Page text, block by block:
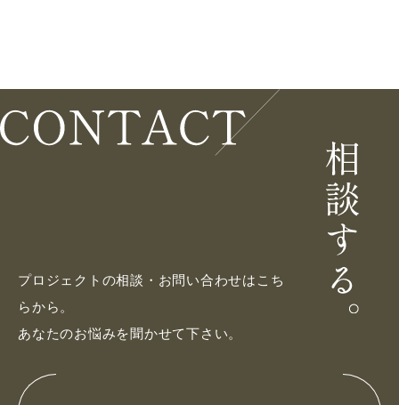
プロジェクトの相談・お問い合わせはこち
らから。
あなたのお悩みを聞かせて下さい。